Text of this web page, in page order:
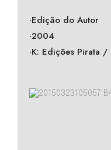
·Edição do Autor
·2004
·K: Edições Pirata